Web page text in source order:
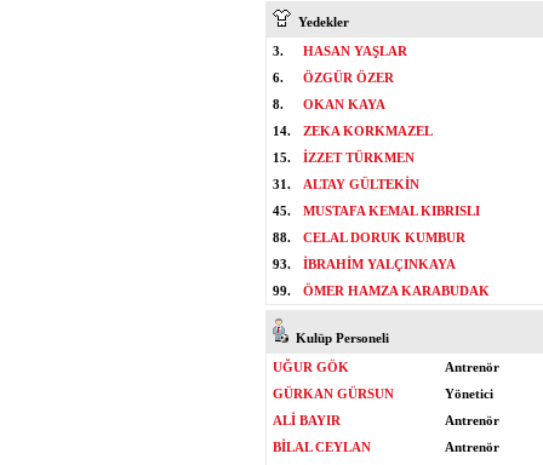
Yedekler
3.
HASAN YAŞLAR
6.
ÖZGÜR ÖZER
8.
OKAN KAYA
14.
ZEKA KORKMAZEL
15.
İZZET TÜRKMEN
31.
ALTAY GÜLTEKİN
45.
MUSTAFA KEMAL KIBRISLI
88.
CELAL DORUK KUMBUR
93.
İBRAHİM YALÇINKAYA
99.
ÖMER HAMZA KARABUDAK
Kulüp Personeli
UĞUR GÖK
Antrenör
GÜRKAN GÜRSUN
Yönetici
ALİ BAYIR
Antrenör
BİLAL CEYLAN
Antrenör